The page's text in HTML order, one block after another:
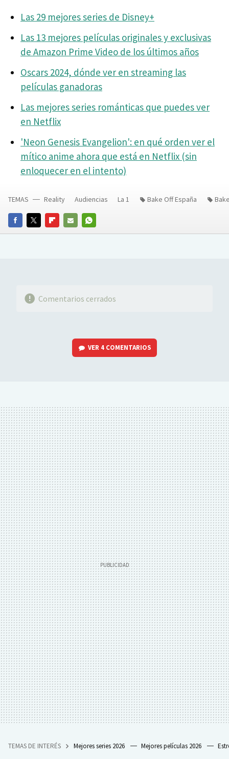
Las 29 mejores series de Disney+
Las 13 mejores películas originales y exclusivas
de Amazon Prime Video de los últimos años
Oscars 2024, dónde ver en streaming las
películas ganadoras
Las mejores series románticas que puedes ver
en Netflix
'Neon Genesis Evangelion': en qué orden ver el
mítico anime ahora que está en Netflix (sin
enloquecer en el intento)
FACEBOOKTWITTERFLIPBOARD
E-
WHATSAPP
TEMAS Reality Audiencias La 1 Bake Off España
Comentarios cerrados
VER 4 COMENTARIOS
TEMAS DE INTERÉS Mejores series 2026 Mejores películas 2026